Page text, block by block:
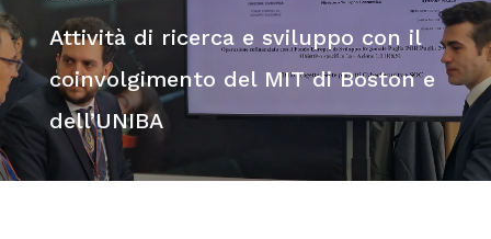
Attività di ricerca e sviluppo con il
coinvolgimento del MIT di Boston e
dell’UNIBA